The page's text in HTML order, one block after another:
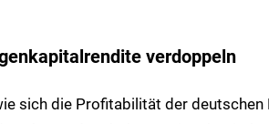
verdoppeln
sich die Profitabilität der deutschen